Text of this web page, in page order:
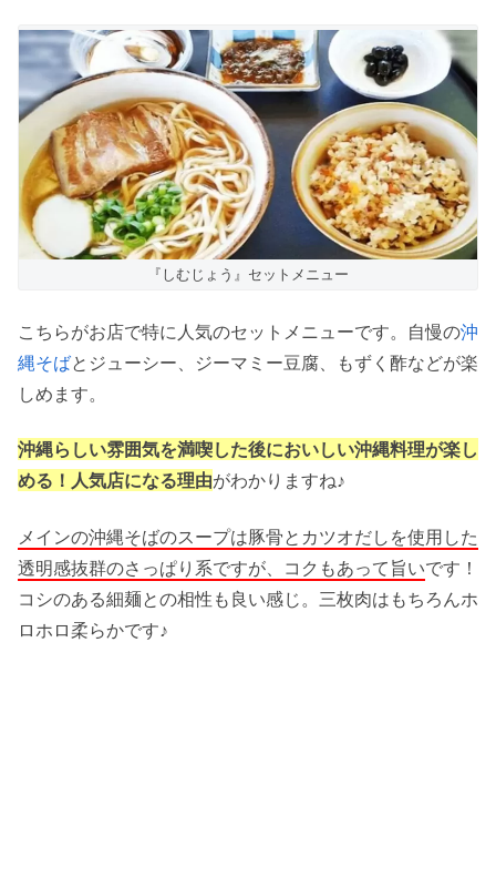
『しむじょう』セットメニュー
こちらがお店で特に人気のセットメニューです。自慢の沖
縄そばとジューシー、ジーマミー豆腐、もずく酢などが楽
しめます。
沖縄らしい雰囲気を満喫した後においしい沖縄料理が楽し
める！人気店になる理由がわかりますね♪
メインの沖縄そばのスープは豚骨とカツオだしを使用した
透明感抜群のさっぱり系ですが、コクもあって旨いです！
コシのある細麺との相性も良い感じ。三枚肉はもちろんホ
ロホロ柔らかです♪